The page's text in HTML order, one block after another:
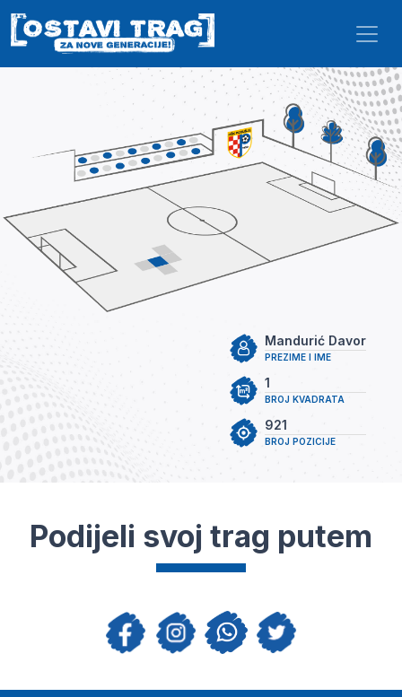
Skip to main content
PREZIME I IME
Mandurić Davor
BROJ KVADRATA
1
BROJ POZICIJE
921
Podijeli svoj trag putem